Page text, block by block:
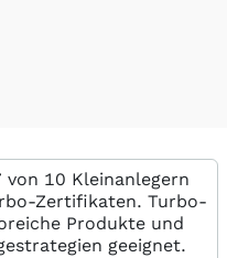
10 Kleinanlegern
Zertifikaten. Turbo-
Produkte und
geeignet.